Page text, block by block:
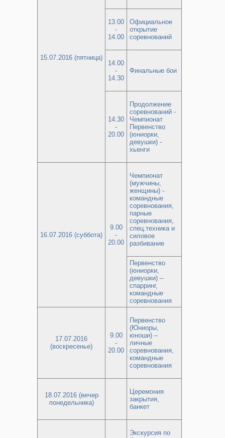
15.07.2016 (пятница)
13.00
-
14.00
Официальное
открытие
соревнований
14.00
-
14.30
Финальные бои
14.30
-
20.00
Продолжение
соревнований -
Чемпионат
Первенство
(юниорки,
девушки) -
хьенги
16.07.2016 (суббота)
9.00
-
20.00
Чемпионат
(мужчины,
женщины) -
командные
соревнования,
парные
соревнования,
спец.техника и
силовое
разбивание
Первенство
(юниорки,
девушки) –
спарринг,
командные
соревнования
17.07.2016
(воскресенье)
9.00
-
20.00
Первенство
(Юниоры,
юноши) –
личные
соревнования,
командные
соревнования
18.07.2016 (вечер
понедельника)
Церемония
закрытия,
банкет
Экскурсия по